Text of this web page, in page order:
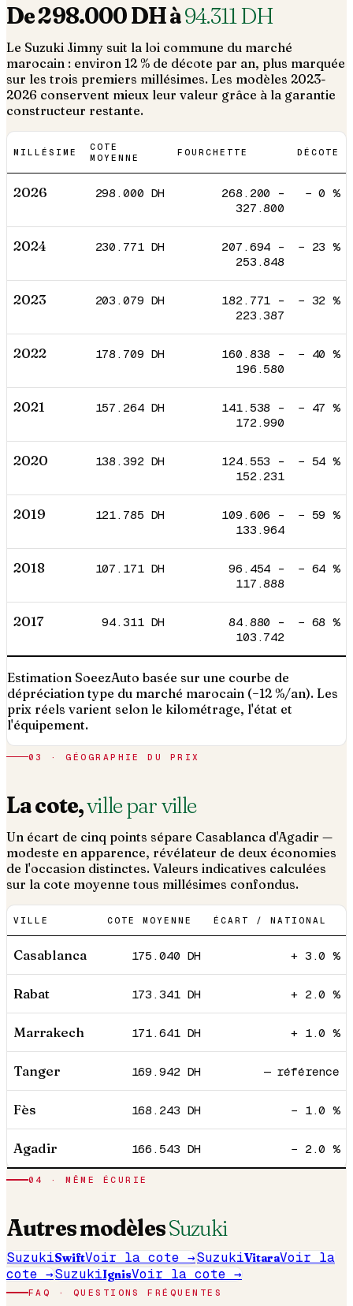
De298.000DH à94.311DH
Le Suzuki Jimny suit la loi commune du marché
marocain : environ 12 % de décote par an, plus marquée
sur les trois premiers millésimes. Les modèles 2023-
2026 conservent mieux leur valeur grâce à la garantie
constructeur restante.
MILLÉSIME
COTE
MOYENNE
FOURCHETTE DÉCOTE
2026 298.000 DH 268.200 –
327.800
−0 %
2024 230.771DH 207.694 –
253.848
− 23 %
2023 203.079 DH 182.771 –
223.387
− 32 %
2022 178.709 DH 160.838 –
196.580
− 40 %
2021 157.264DH 141.538 –
172.990
− 47 %
2020 138.392 DH 124.553 –
152.231
− 54 %
2019 121.785 DH 109.606 –
133.964
− 59 %
2018 107.171DH 96.454 –
117.888
− 64 %
2017 94.311DH 84.880 –
103.742
− 68 %
Estimation SoeezAuto basée sur une courbe de
dépréciation type du marché marocain (−12 %/an). Les
prix réels varient selon le kilométrage, l'état et
l'équipement.
03 · GÉOGRAPHIE DU PRIX
La cote,ville par ville
Un écart de cinq points sépare Casablanca d'Agadir —
modeste en apparence, révélateur de deux économies
de l'occasion distinctes. Valeurs indicatives calculées
sur la cote moyenne tous millésimes confondus.
VILLE COTE MOYENNE ÉCART / NATIONAL
Casablanca 175.040 DH + 3.0 %
Rabat 173.341DH + 2.0 %
Marrakech 171.641DH + 1.0 %
Tanger 169.942 DH — référence
Fès 168.243 DH − 1.0 %
Agadir 166.543 DH − 2.0 %
04 · MÊME ÉCURIE
Autres modèlesSuzuki
SuzukiSwiftVoir la cote →SuzukiVitaraVoir la
cote →SuzukiIgnisVoir la cote →
FAQ · QUESTIONS FRÉQUENTES